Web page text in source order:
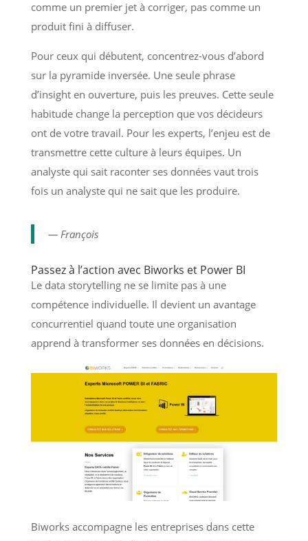
comme un premier jet à corriger, pas comme un
produit fini à diffuser.
Pour ceux qui débutent, concentrez-vous d’abord
sur la pyramide inversée. Une seule phrase
d’insight en ouverture, puis les preuves. Cette seule
habitude change la perception que vos décideurs
ont de votre travail. Pour les experts, l’enjeu est de
transmettre cette culture à leurs équipes. Un
analyste qui sait raconter ses données vaut trois
fois un analyste qui ne sait que les produire.
— François
Passez à l’action avec Biworks et Power BI
Le data storytelling ne se limite pas à une
compétence individuelle. Il devient un avantage
concurrentiel quand toute une organisation
apprend à transformer ses données en décisions.
Biworks accompagne les entreprises dans cette